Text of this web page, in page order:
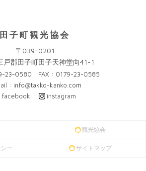
田子町観光協会
〒039-0201
戸郡田子町田子天神堂向41-1
23-0580 FAX : 0179-23-0585
: info@takko-kanko.com
facebook
instagram
観光協会
ー サイトマップ